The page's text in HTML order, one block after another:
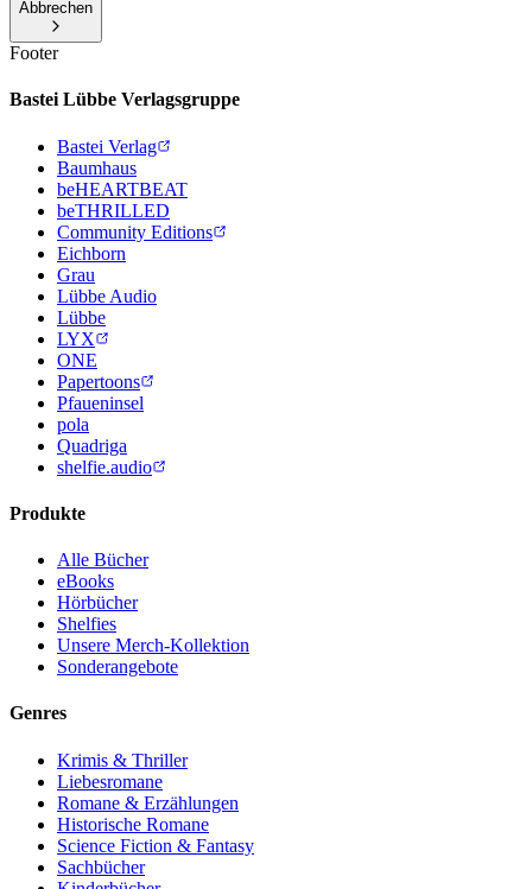
Abbrechen
Footer
Bastei Lübbe Verlagsgruppe
Bastei Verlag
Baumhaus
beHEARTBEAT
beTHRILLED
Community Editions
Eichborn
Grau
Lübbe Audio
Lübbe
LYX
ONE
Papertoons
Pfaueninsel
pola
Quadriga
shelfie.audio
Produkte
Alle Bücher
eBooks
Hörbücher
Shelfies
Unsere Merch-Kollektion
Sonderangebote
Genres
Krimis & Thriller
Liebesromane
Romane & Erzählungen
Historische Romane
Science Fiction & Fantasy
Sachbücher